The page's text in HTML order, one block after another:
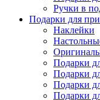
Ручки в
Подарки для
Наклейки
Подарки
Подарки
Подарки
Подарки